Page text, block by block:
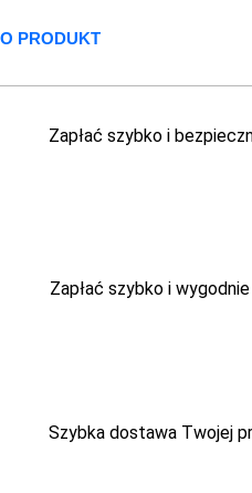
PRODUKT
Zapłać szybko i
Zapłać szybko i
Szybka dostawa Twojej